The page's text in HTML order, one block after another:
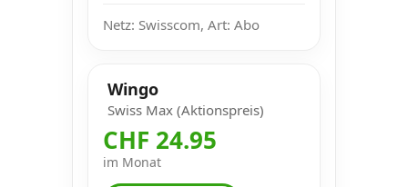
Netz: Swisscom, Art: Abo
Wingo
Swiss Max (Aktionspreis)
CHF 24.95
im Monat